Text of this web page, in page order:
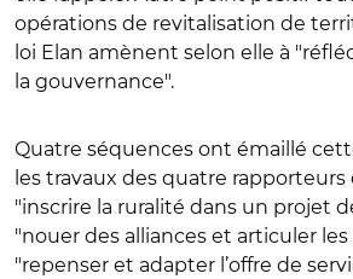
opérations de revitalisation de
loi Elan amènent selon elle à
la gouvernance".
Quatre séquences ont émaillé
les travaux des quatre
"inscrire la ruralité dans un projet
"nouer des alliances et articuler
"repenser et adapter l’offre de